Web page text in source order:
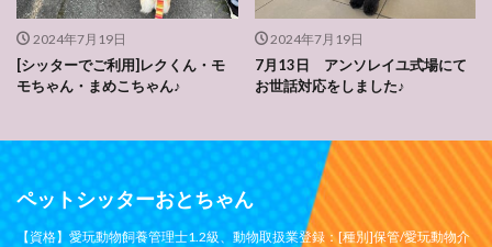
2024年7月19日
[シッターでご利用]レクくん・モ
モちゃん・まめこちゃん♪
2024年7月19日
7月13日 アンソレイユ式場にて
お世話対応をしました♪
ペットシッターおとちゃん
【資格】愛玩動物飼養管理士1.2級、動物取扱業登録：[種別]保管/愛玩動物介